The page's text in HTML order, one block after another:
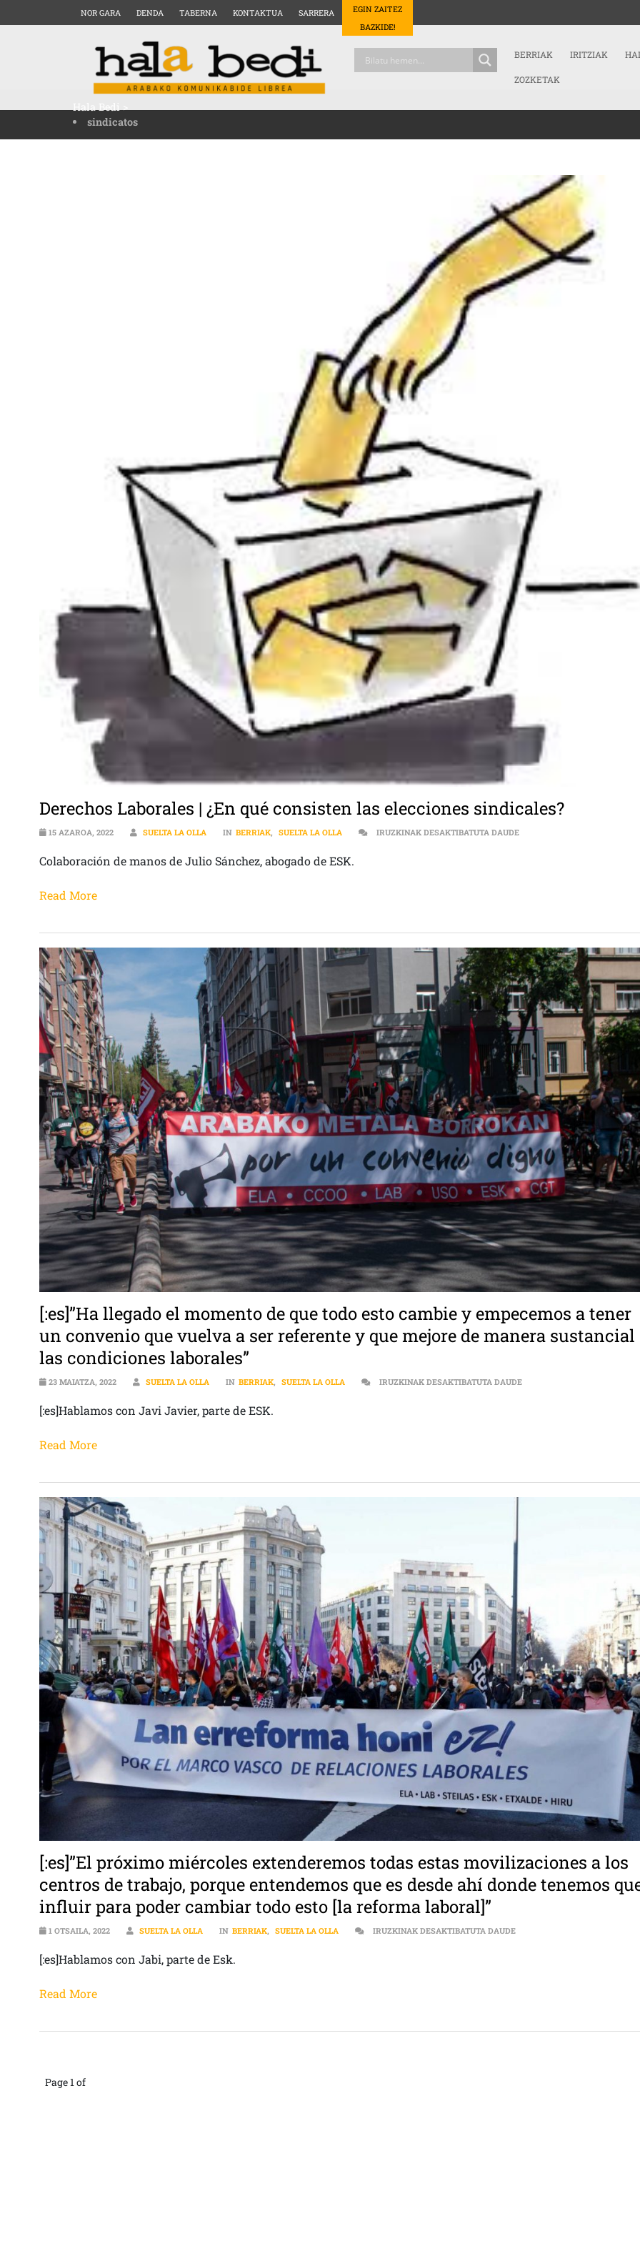
NOR GARA DENDA TABERNA KONTAKTUA SARRERA
EGIN ZAITEZ
BAZKIDE!
BERRIAK IRITZIAK
ZOZKETAK
Hala Bedi>
sindicatos
Derechos Laborales | ¿En qué consisten las elecciones sindicales?
15 AZAROA, 2022 SUELTA LA OLLA IN BERRIAK, SUELTA LA OLLA IRUZKINAK DESAKTIBATUTA DAUDEDERECHOS LABORALES | ¿EN
Colaboración de manos de Julio Sánchez, abogado de ESK.
Read More
[:es]”Ha llegado el momento de que todo esto cambie y empecemos a tener
un convenio que vuelva a ser referente y que mejore de manera sustancial
las condiciones laborales”
23 MAIATZA, 2022 SUELTA LA OLLA IN BERRIAK, SUELTA LA OLLA IRUZKINAK DESAKTIBATUTA DAUDE[:ES]”HA LLEGADO EL
[:es]Hablamos con Javi Javier, parte de ESK.
Read More
[:es]”El próximo miércoles extenderemos todas estas movilizaciones a los
centros de trabajo, porque entendemos que es desde ahí donde tenemos
influir para poder cambiar todo esto [la reforma laboral]”
1 OTSAILA, 2022 SUELTA LA OLLA IN BERRIAK, SUELTA LA OLLA IRUZKINAK DESAKTIBATUTA DAUDE[:ES]”EL PRÓXIMO MIÉRCOLES
[:es]Hablamos con Jabi, parte de Esk.
Read More
Page 1 of